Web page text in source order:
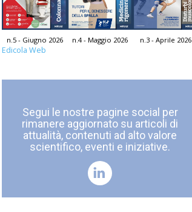
n.5 - Giugno 2026 n.4 - Maggio 2026 n.3 - Aprile 2026
Edicola Web
Segui le nostre pagine social per
rimanere aggiornato su articoli di
attualità, contenuti ad alto valore
scientifico, eventi e iniziative.